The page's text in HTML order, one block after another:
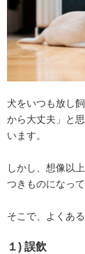
犬をいつも放し
から大丈夫」と
います。
しかし、想像以
つきものになって
そこで、よくあ
１) 誤飲